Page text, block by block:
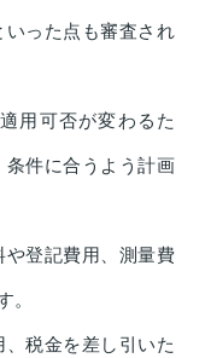
った点も審査され
用可否が変わるた
件に合うよう計画
登記費用、測量費
税金を差し引いた